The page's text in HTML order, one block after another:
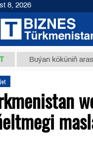
Buýan köküniň
8, 2026